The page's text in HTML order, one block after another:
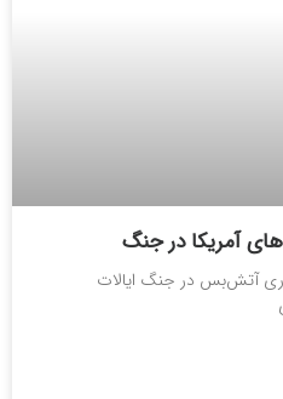
آمریکا در جنگ
آتش‌بس در جنگ ایالات